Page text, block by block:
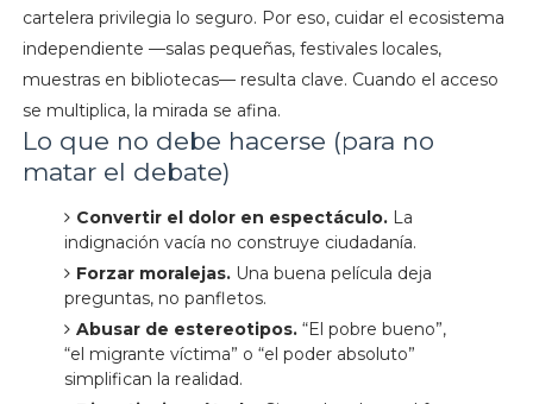
cartelera privilegia lo seguro. Por eso, cuidar el ecosistema
independiente —salas pequeñas, festivales locales,
muestras en bibliotecas— resulta clave. Cuando el acceso
se multiplica, la mirada se afina.
Lo que no debe hacerse (para no
matar el debate)
Convertir el dolor en espectáculo.La
indignación vacía no construye ciudadanía.
Forzar moralejas.Una buena película deja
preguntas, no panfletos.
Abusar de estereotipos.“El pobre bueno”,
“el migrante víctima” o “el poder absoluto”
simplifican la realidad.